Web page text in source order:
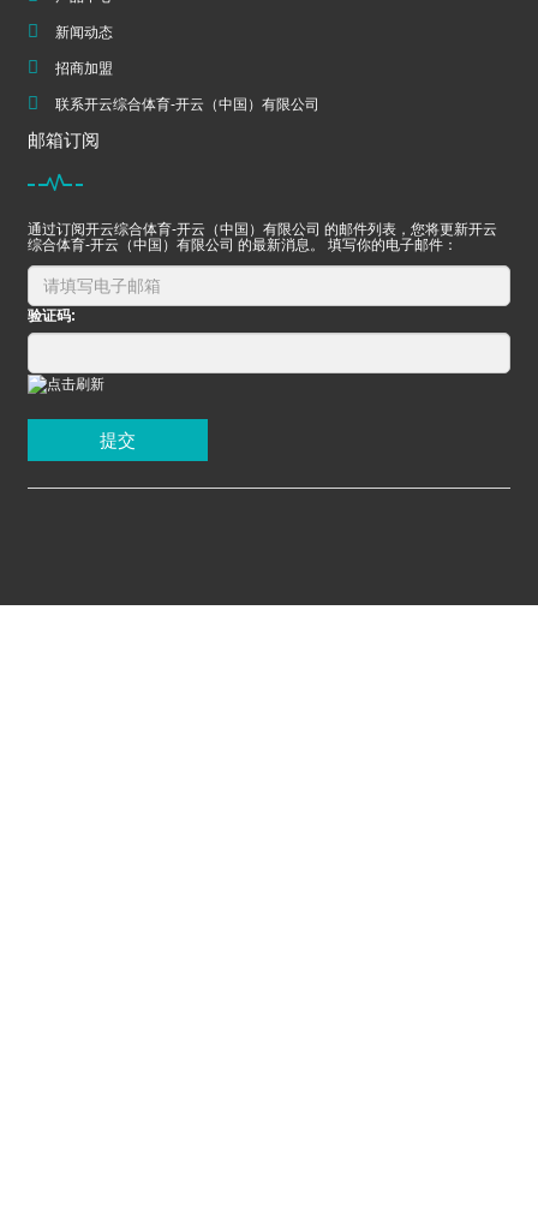
新闻动态
招商加盟
联系开云综合体育-开云（中国）有限公司
邮箱订阅
通过订阅开云综合体育-开云（中国）有限公司 的邮件列表，您将更新开云
综合体育-开云（中国）有限公司 的最新消息。 填写你的电子邮件：
验证码:
提交